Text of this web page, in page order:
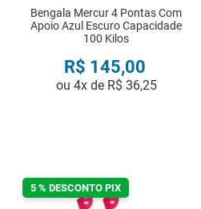
Bengala Mercur 4 Pontas Com
Apoio Azul Escuro Capacidade
100 Kilos
R$ 145,00
ou 4x de R$ 36,25
5 % DESCONTO PIX